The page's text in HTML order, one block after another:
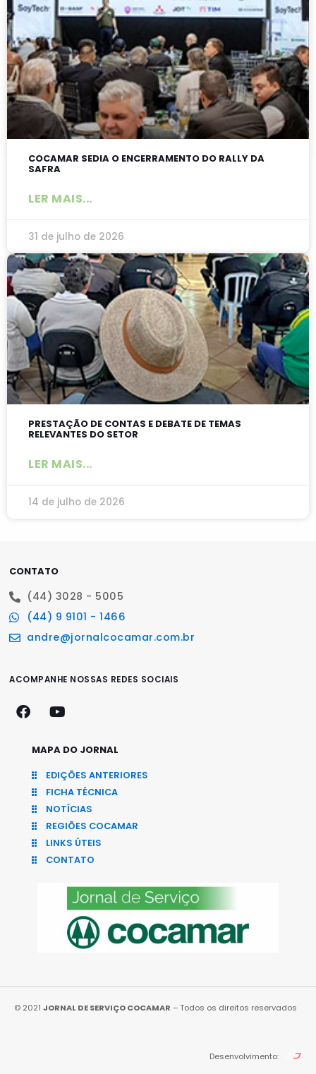
COCAMAR SEDIA O ENCERRAMENTO DO RALLY DA
SAFRA
LER MAIS...
31 de julho de 2026
PRESTAÇÃO DE CONTAS E DEBATE DE TEMAS
RELEVANTES DO SETOR
LER MAIS...
14 de julho de 2026
CONTATO
(44) 3028 - 5005
(44) 9 9101 - 1466
andre@jornalcocamar.com.br
ACOMPANHE NOSSAS REDES SOCIAIS
MAPA DO JORNAL
EDIÇÕES ANTERIORES
FICHA TÉCNICA
NOTÍCIAS
REGIÕES COCAMAR
LINKS ÚTEIS
CONTATO
© 2021 JORNAL DE SERVIÇO COCAMAR – Todos os direitos reservados
Desenvolvimento: